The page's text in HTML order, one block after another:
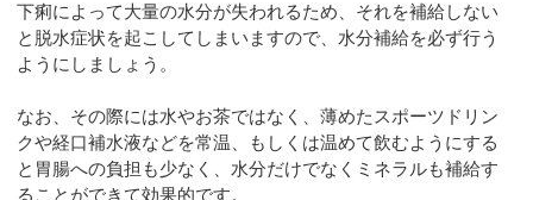
下痢によって大量の水分が失われるため、それを補給しない
と脱水症状を起こしてしまいますので、水分補給を必ず行う
ようにしましょう。
なお、その際には水やお茶ではなく、薄めたスポーツドリン
クや経口補水液などを常温、もしくは温めて飲むようにする
と胃腸への負担も少なく、水分だけでなくミネラルも補給す
ることができて効果的です。